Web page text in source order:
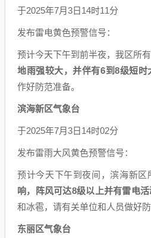
于2025年7月3日14时11分
发布雷电黄色预警信号：
预计今天下午到前半夜，我区所
地雨强较大，并伴有6到8级短时
作好防范准备。
滨海新区气象台
于2025年7月3日14时02分
发布雷雨大风黄色预警信号：
预计今天下午到夜间，滨海新区
响，阵风可达8级以上并有雷电活
和冰雹，请有关单位和人员做好防
东丽区气象台